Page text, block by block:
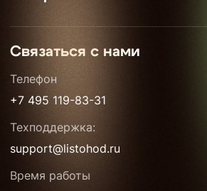
Связаться с нами
Телефон
+7 495 119-83-31
Техподдержка:
support@listohod.ru
Время работы